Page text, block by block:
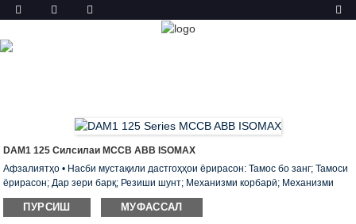
DAM1 125 Силсилаи MCCB ABB ISOMAX
Афзалиятҳо • Насби мустақили дастгоҳҳои ёрирасон: Тамос бо занг; Тамоси
ёрирасон; Дар зери барқ; Резиши шунт; Механизми корбарӣ; Механизми
фаъолияти барқӣ; Дастгоҳи васлшаванда; Дастгоҳи баровардашуда;. •
Маҷмӯаи стандартии ҳар як рахнакунанда аз пайвастани шинаҳо ё лӯлаҳои
ПУРСИШ МУФАССАЛ